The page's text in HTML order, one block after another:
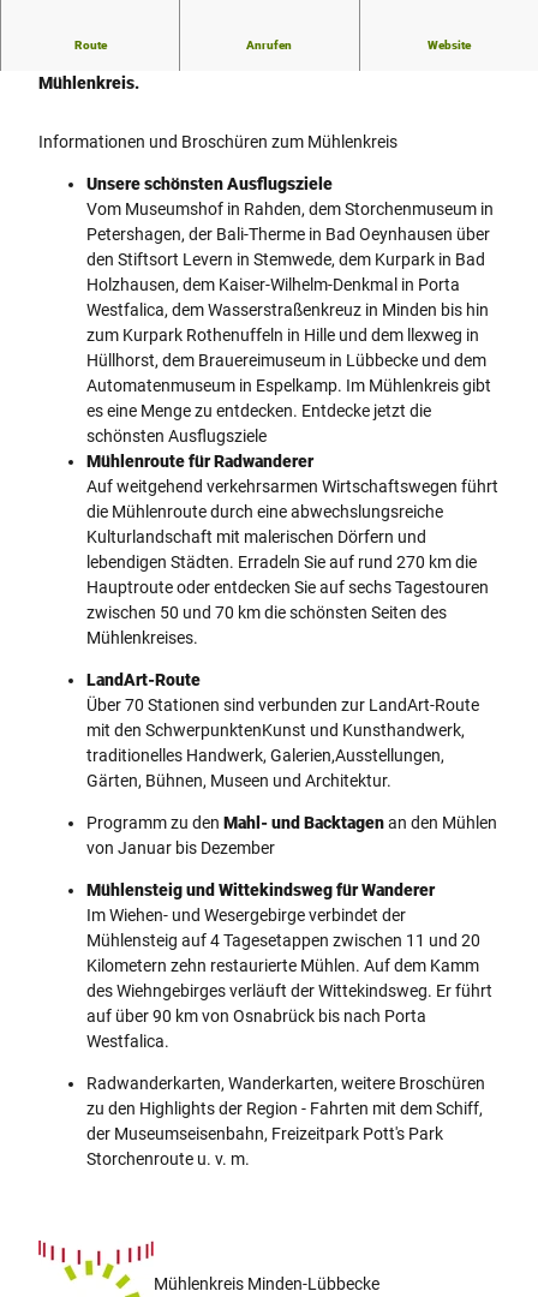
Route Anrufen Website
Mühlenkreis.
Informationen und Broschüren zum Mühlenkreis
Unsere schönsten Ausflugsziele
Vom Museumshof in Rahden, dem Storchenmuseum in
Petershagen, der Bali-Therme in Bad Oeynhausen über
den Stiftsort Levern in Stemwede, dem Kurpark in Bad
Holzhausen, dem Kaiser-Wilhelm-Denkmal in Porta
Westfalica, dem Wasserstraßenkreuz in Minden bis hin
zum Kurpark Rothenuffeln in Hille und dem llexweg in
Hüllhorst, dem Brauereimuseum in Lübbecke und dem
Automatenmuseum in Espelkamp. Im Mühlenkreis gibt
es eine Menge zu entdecken. Entdecke jetzt die
schönsten Ausflugsziele
Mühlenroute für Radwanderer
Auf weitgehend verkehrsarmen Wirtschaftswegen führt
die Mühlenroute durch eine abwechslungsreiche
Kulturlandschaft mit malerischen Dörfern und
lebendigen Städten. Erradeln Sie auf rund 270 km die
Hauptroute oder entdecken Sie auf sechs Tagestouren
zwischen 50 und 70 km die schönsten Seiten des
Mühlenkreises.
LandArt-Route
Über 70 Stationen sind verbunden zur LandArt-Route
mit den SchwerpunktenKunst und Kunsthandwerk,
traditionelles Handwerk, Galerien,Ausstellungen,
Gärten, Bühnen, Museen und Architektur.
Programm zu den Mahl- und Backtagenan den Mühlen
von Januar bis Dezember
Mühlensteig und Wittekindsweg für Wanderer
Im Wiehen- und Wesergebirge verbindet der
Mühlensteig auf 4 Tagesetappen zwischen 11 und 20
Kilometern zehn restaurierte Mühlen. Auf dem Kamm
des Wiehngebirges verläuft der Wittekindsweg. Er führt
auf über 90 km von Osnabrück bis nach Porta
Westfalica.
Radwanderkarten, Wanderkarten, weitere Broschüren
zu den Highlights der Region - Fahrten mit dem Schiff,
der Museumseisenbahn, Freizeitpark Pott's Park
Storchenroute u. v. m.
Mühlenkreis Minden-Lübbecke